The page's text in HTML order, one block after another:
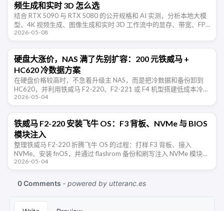
频生成和实时 3D 怎么选
结合 RTX 5090 与 RTX 5080 的公开规格和 AI 实测，分析本地大模
型、4K 视频生成、图像生成和实时 3D 工作流中的显存、带宽、FP4
与软件生态取舍。
2026-05-08
硬盘大涨价，NAS 满了先别扩容：200 元铁威马 +
HC620 冷数据方案
在硬盘价格较高时，不急着升级主 NAS，而是把冷数据和备份卸到
HC620，并利用铁威马 F2-220、F2-221 或 F4 机型搭建低成本冷数
据节点。
2026-05-04
铁威马 F2-220 安装飞牛 OS：F3 背板、NVMe 与 BIOS
模块注入
整理铁威马 F2-220 折腾飞牛 OS 的过程：打样 F3 背板、接入
NVMe、安装 fnOS，并通过 flashrom 备份和刷写注入 NVMe 模块后
的 BIOS。
2026-05-04